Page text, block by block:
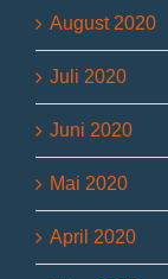
August 2020
Juli 2020
Juni 2020
Mai 2020
April 2020